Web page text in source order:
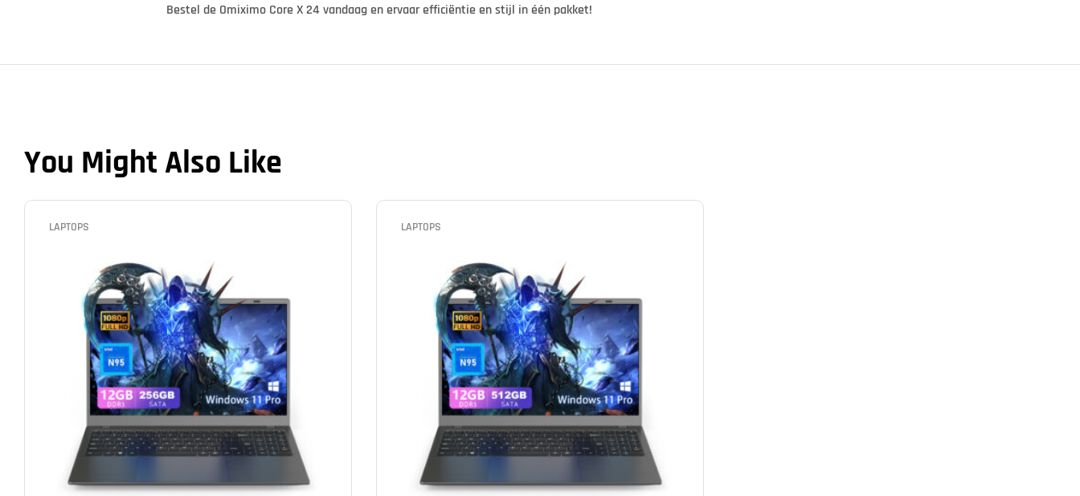
Bestel de Omiximo Core X 24 vandaag en ervaar efficiëntie en stijl in één pakket!
You Might Also Like
LAPTOPS LAPTOPS